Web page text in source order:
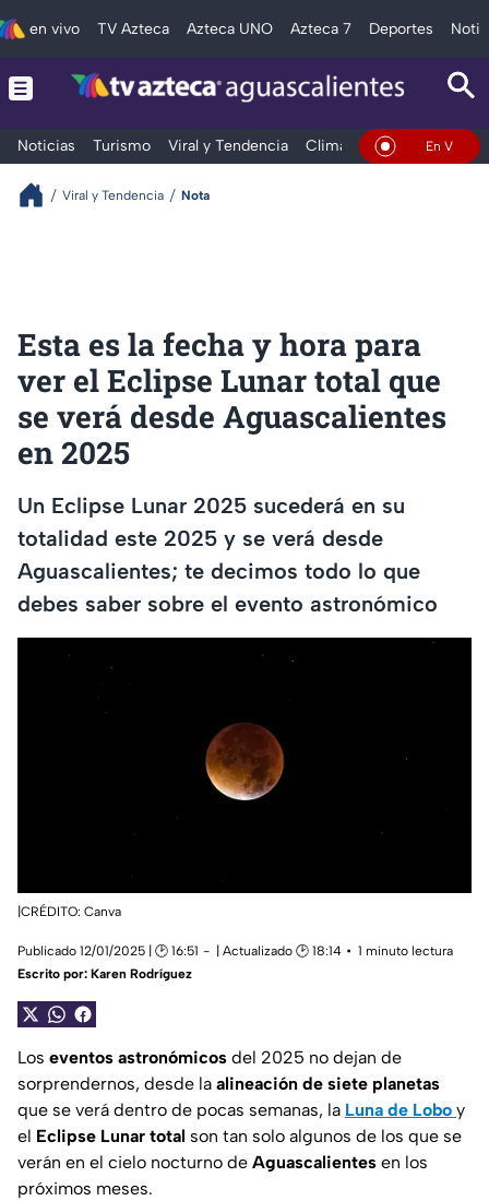
en vivo TV Azteca Azteca UNO Azteca 7 Deportes
Noticias Turismo Viral y Tendencia Clima DeportesEn Vivo
Viral y Tendencia Nota
Esta es la fecha y hora para
ver el Eclipse Lunar total que
se verá desde Aguascalientes
en 2025
Un Eclipse Lunar 2025 sucederá en su
totalidad este 2025 y se verá desde
Aguascalientes; te decimos todo lo que
debes saber sobre el evento astronómico
|CRÉDITO: Canva
Publicado 12/01/2025 | 🕑 16:51 | Actualizado 🕑 18:14
1 minuto lectura
Escrito por: Karen Rodríguez
Los eventos astronómicos del 2025 no dejan de
sorprendernos, desde la alineación de siete planetas
que se verá dentro de pocas semanas, la Luna de Lobo y
el Eclipse Lunar total son tan solo algunos de los que se
verán en el cielo nocturno de Aguascalientes en los
próximos meses.